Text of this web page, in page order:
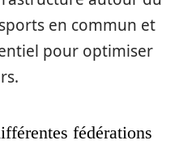
en commun et
pour optimiser
fédérations